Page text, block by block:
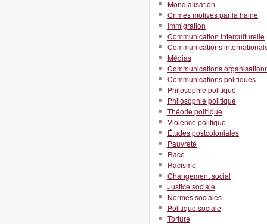
Mondialisation
Crimes motivés par la haine
Immigration
Communication interculturelle
Communications
Médias
Communications
Communications politiques
Philosophie politique
Philosophie politique
Théorie politique
Violence politique
Études postcoloniales
Pauvreté
Race
Racisme
Changement social
Justice sociale
Normes sociales
Politique sociale
Torture